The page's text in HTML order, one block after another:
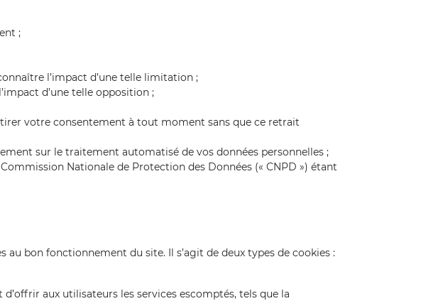
;
l’impact d’une telle limitation ;
d’une telle opposition ;
votre consentement à tout moment sans que ce retrait
sur le traitement automatisé de vos données personnelles ;
Nationale de Protection des Données (« CNPD ») étant
au bon fonctionnement du site. Il s’agit de deux types de cookies :
aux utilisateurs les services escomptés, tels que la